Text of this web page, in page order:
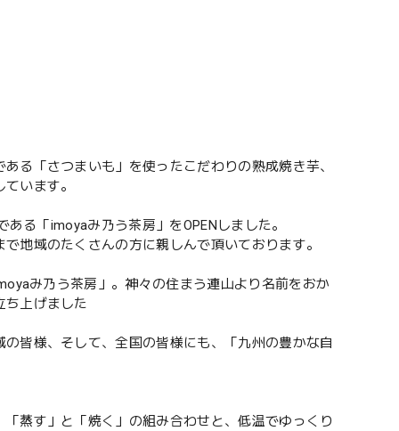
る「さつまいも」を使ったこだわりの熟成焼き芋、
います。
る「imoyaみ乃う茶房」をOPENしました。
地域のたくさんの方に親しんで頂いております。
み乃う茶房」。神々の住まう連山より名前をおか
ち上げました
皆様、そして、全国の皆様にも、「九州の豊かな自
蒸す」と「焼く」の組み合わせと、低温でゆっくり